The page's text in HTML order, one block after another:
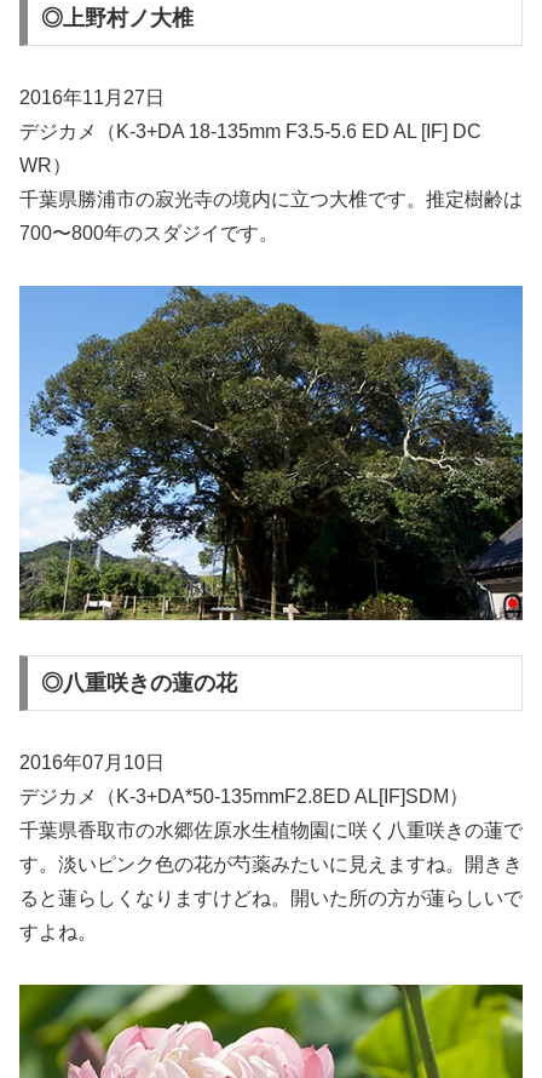
◎上野村ノ大椎
2016年11月27日
デジカメ（K-3+DA 18-135mm F3.5-5.6 ED AL [IF] DC
WR）
千葉県勝浦市の寂光寺の境内に立つ大椎です。推定樹齢は
700〜800年のスダジイです。
◎八重咲きの蓮の花
2016年07月10日
デジカメ（K-3+DA*50-135mmF2.8ED AL[IF]SDM）
千葉県香取市の水郷佐原水生植物園に咲く八重咲きの蓮で
す。淡いピンク色の花が芍薬みたいに見えますね。開きき
ると蓮らしくなりますけどね。開いた所の方が蓮らしいで
すよね。